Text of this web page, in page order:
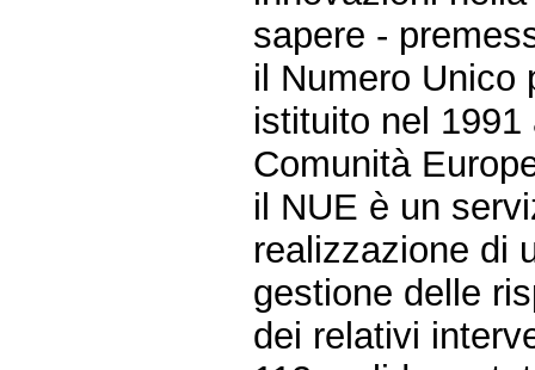
sapere -
il Numero Unico
istituito nel
Comunità
il NUE è un
realizzazione di
gestione delle
dei relativi